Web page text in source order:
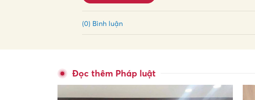
(0) Bình luận
Đọc thêm Pháp luật